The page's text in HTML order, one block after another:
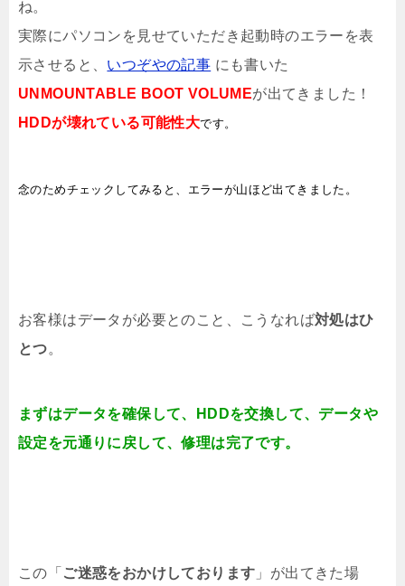
ね。
実際にパソコンを見せていただき起動時のエラーを表
示させると、 いつぞやの記事 にも書いた
UNMOUNTABLE BOOT VOLUMEが出てきました！
HDDが壊れている可能性大です。
念のためチェックしてみると、エラーが山ほど出てきました。
お客様はデータが必要とのこと、こうなれば対処はひ
とつ。
まずはデータを確保して、HDDを交換して、データや
設定を元通りに戻して、修理は完了です。
この「 ご迷惑をおかけしております 」が出てきた場